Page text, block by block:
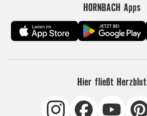
HORNBACH Apps
Hier fließt Herzblut